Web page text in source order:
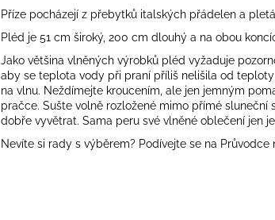
Příze pocházejí z přebytků italských přádelen a
Pléd je 51 cm široký, 200 cm dlouhý a na obou
Jako většina vlněných výrobků pléd vyžaduje
aby se teplota vody při praní příliš nelišila od
na vlnu. Neždímejte kroucením, ale jen jemným
pračce. Sušte volně rozložené mimo přímé
dobře vyvětrat. Sama peru své vlněné oblečení jen
Nevíte si rady s výběrem? Podívejte se na Průvodce